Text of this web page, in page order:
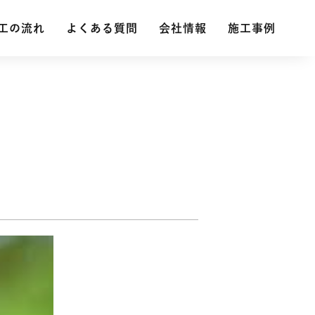
の流れ よくある質問 会社情報 施工事例
の流れ よくある質問 会社情報 施工事例